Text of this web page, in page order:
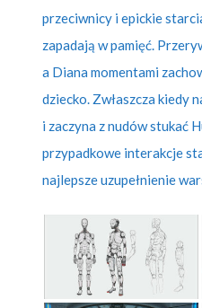
przeciwnicy i epickie
zapadają w pamięć.
a Diana momentami
dziecko. Zwłaszcza kiedy
i zaczyna z nudów stukać
przypadkowe interakcje
najlepsze uzupełnienie